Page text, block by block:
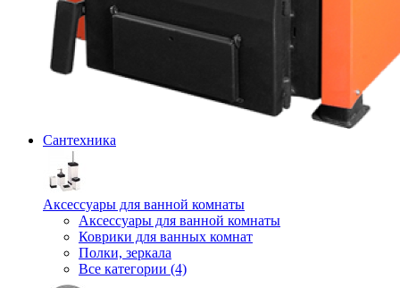
Сантехника
Аксессуары для ванной комнаты
Аксессуары для ванной комнаты
Коврики для ванных комнат
Полки, зеркала
Все категории (4)